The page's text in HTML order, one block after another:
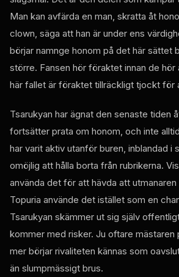
Man kan avfärda en man, skratta åt
clown, säga att han är under ens
börjar namnge honom på det här sättet
större. Fansen hör föraktet innan de hör
här fallet är föraktet tillräckligt tjockt för
Tsarukyan har ägnat den senaste tiden
fortsätter prata om honom, och inte
har varit aktiv utanför buren, inblandad i
omöjlig att hålla borta från rubrikerna.
använda det för att hävda att
Topuria använde det istället som en
Tsarukyan skämmer ut sig själv
kommer med risker. Ju oftare mästaren
mer börjar rivaliteten kännas som
än slumpmässigt brus.